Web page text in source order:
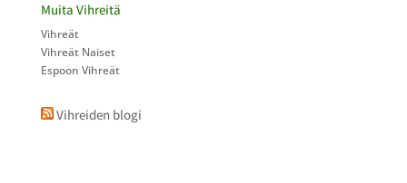
Muita Vihreitä
Vihreät
Vihreät Naiset
Espoon Vihreät
Vihreiden blogi